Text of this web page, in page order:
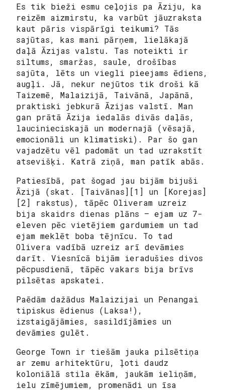
Es tik bieži esmu ceļojis pa Āziju, ka
reizēm aizmirstu, ka varbūt jāuzraksta
kaut pāris vispārīgi teikumi? Tās
sajūtas, kas mani pārņem, lielākajā
daļā Āzijas valstu. Tas noteikti ir
siltums, smaržas, saule, drošības
sajūta, lēts un viegli pieejams ēdiens,
augļi. Jā, nekur nejūtos tik droši kā
Taizemē, Malaizijā, Taivānā, Japānā,
praktiski jebkurā Āzijas valstī. Man
gan prātā Āzija iedalās divās daļās,
laucinieciskajā un modernajā (vēsajā,
emocionāli un klimatiski). Par šo gan
vajadzētu vēl padomāt un tad uzrakstīt
atsevišķi. Katrā ziņā, man patīk abās.
Patiesībā, pat šogad jau bijām bijuši
Āzijā (skat. [Taivānas][1] un [Korejas]
[2] rakstus), tāpēc Oliveram uzreiz
bija skaidrs dienas plāns – ejam uz 7-
eleven pēc vietējiem gardumiem un tad
ejam meklēt boba tējnīcu. To tad
Olivera vadībā uzreiz arī devāmies
darīt. Viesnīcā bijām ieradušies divos
pēcpusdienā, tāpēc vakars bija brīvs
pilsētas apskatei.
Paēdām dažādus Malaizijai un Penangai
tipiskus ēdienus (Laksa!),
izstaigājāmies, sasildījāmies un
devāmies gulēt.
George Town ir tiešām jauka pilsētiņa
ar zemu arhitektūru, ļoti daudz
koloniālā stila ēkām, jaukām ieliņām,
ielu zīmējumiem, promenādi un īsa